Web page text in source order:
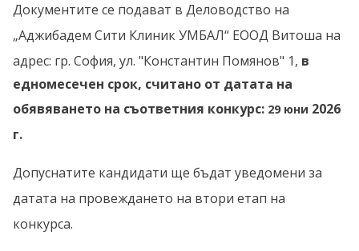
Документите се подават в Деловодство на
„Аджибадем Сити Клиник УМБАЛ“ ЕООД Витоша на
адрес: гр. София, ул. "Константин Помянов" 1, в
едномесечен срок, считано от датата на
обявяването на съответния конкурс: 29 юни 2026
г.
Допуснатите кандидати ще бъдат уведомени за
датата на провеждането на втори етап на
конкурса.